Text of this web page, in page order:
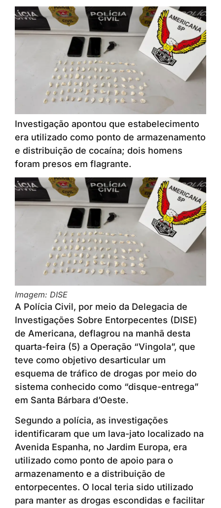
Investigação apontou que estabelecimento
era utilizado como ponto de armazenamento
e distribuição de cocaína; dois homens
foram presos em flagrante.
Imagem: DISE
A Polícia Civil, por meio da Delegacia de
Investigações Sobre Entorpecentes (DISE)
de Americana, deflagrou na manhã desta
quarta-feira (5) a Operação “Vingola”, que
teve como objetivo desarticular um
esquema de tráfico de drogas por meio do
sistema conhecido como “disque-entrega”
em Santa Bárbara d’Oeste.
Segundo a polícia, as investigações
identificaram que um lava-jato localizado na
Avenida Espanha, no Jardim Europa, era
utilizado como ponto de apoio para o
armazenamento e a distribuição de
entorpecentes. O local teria sido utilizado
para manter as drogas escondidas e facilitar